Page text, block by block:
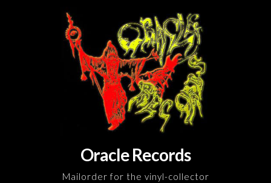
Oracle Records
Mailorder for the vinyl-collector